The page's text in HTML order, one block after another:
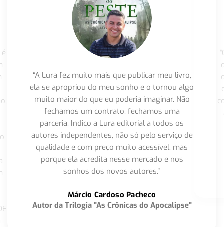
“A Lura fez muito mais que publicar meu livro,
ela se apropriou do meu sonho e o tornou algo
muito maior do que eu poderia imaginar. Não
fechamos um contrato, fechamos uma
parceria. Indico a Lura editorial a todos os
autores independentes, não só pelo serviço de
qualidade e com preço muito acessível, mas
porque ela acredita nesse mercado e nos
sonhos dos novos autores.”
Márcio Cardoso Pacheco
Autor da Trilogia "As Crônicas do Apocalipse"